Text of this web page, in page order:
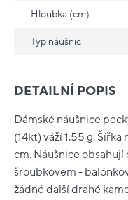
DETAILNÍ POPIS
Dámské náušnice
(14kt) váží 1.55 g.
cm. Náušnice
šroubkovém -
žádné další drahé
Hloubka (cm)
Typ náušnic